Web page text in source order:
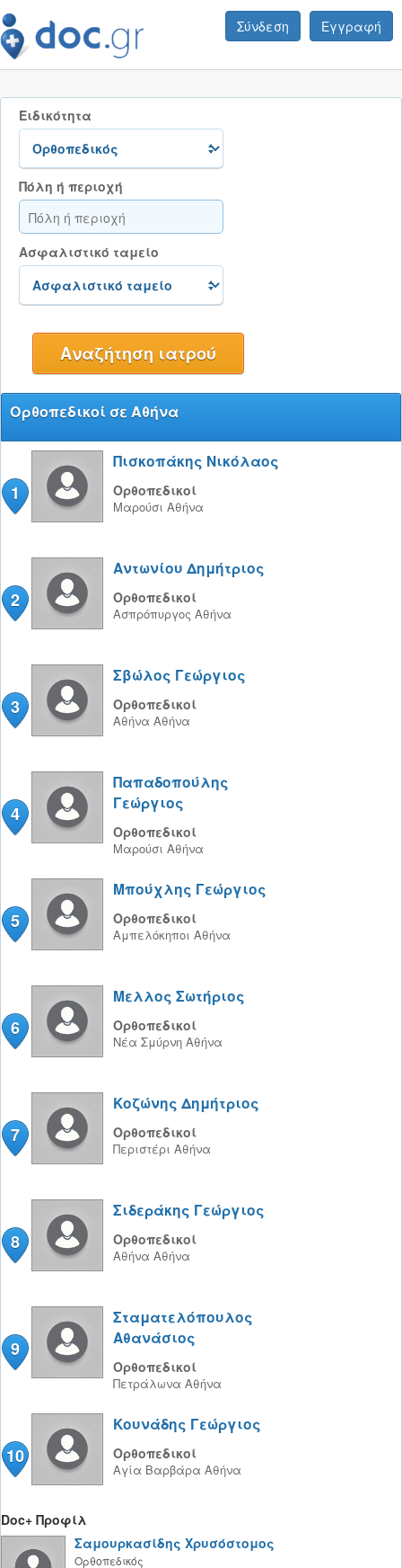
Σύνδεση Εγγραφή
Ειδικότητα
Πόλη ή περιοχή
Ασφαλιστικό ταμείο
Ορθοπεδικοί σε Αθήνα
1
Πισκοπάκης Νικόλαος
Ορθοπεδικοί
Μαρούσι Αθήνα
2
Αντωνίου Δημήτριος
Ορθοπεδικοί
Ασπρόπυργος Αθήνα
3
Σβώλος Γεώργιος
Ορθοπεδικοί
Αθήνα Αθήνα
4
Παπαδοπούλης
Γεώργιος
Ορθοπεδικοί
Μαρούσι Αθήνα
5
Μπούχλης Γεώργιος
Ορθοπεδικοί
Αμπελόκηποι Αθήνα
6
Μελλος Σωτήριος
Ορθοπεδικοί
Νέα Σμύρνη Αθήνα
7
Κοζώνης Δημήτριος
Ορθοπεδικοί
Περιστέρι Αθήνα
8
Σιδεράκης Γεώργιος
Ορθοπεδικοί
Αθήνα Αθήνα
9
Σταματελόπουλος
Αθανάσιος
Ορθοπεδικοί
Πετράλωνα Αθήνα
10
Κουνάδης Γεώργιος
Ορθοπεδικοί
Αγία Βαρβάρα Αθήνα
Doc+ Προφίλ
Σαμουρκασίδης Χρυσόστομος
Ορθοπεδικός